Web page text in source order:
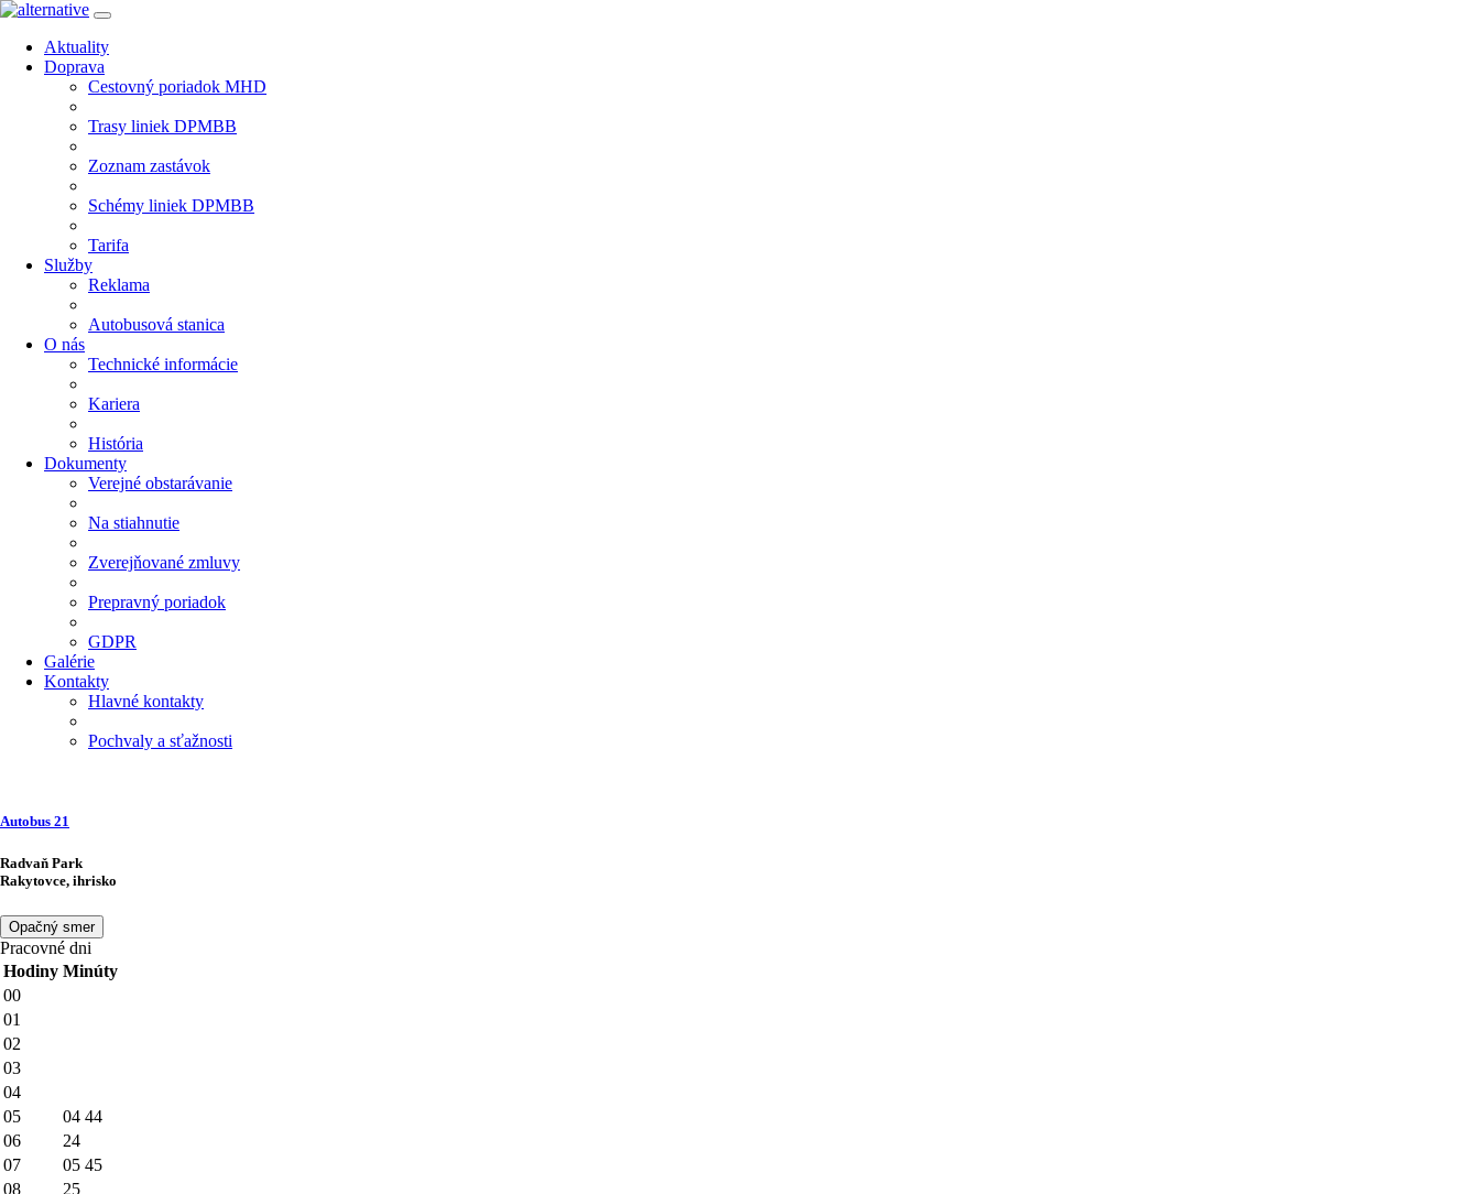
Aktuality
Doprava
Cestovný poriadok MHD
Trasy liniek DPMBB
Zoznam zastávok
Schémy liniek DPMBB
Tarifa
Služby
Reklama
Autobusová stanica
O nás
Technické informácie
Kariera
História
Dokumenty
Verejné obstarávanie
Na stiahnutie
Zverejňované zmluvy
Prepravný poriadok
GDPR
Galérie
Kontakty
Hlavné kontakty
Pochvaly a sťažnosti
Autobus 21
Radvaň Park
Rakytovce, ihrisko
Opačný smer
Pracovné dni
Hodiny Minúty
00
01
02
03
04
05
04 44
06
24
07
05 45
08
25